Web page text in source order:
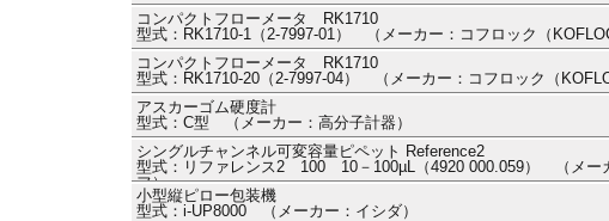
コンパクトフローメータ RK1710
型式：RK1710-1（2-7997-01） （メーカー：コフロック（
コンパクトフローメータ RK1710
型式：RK1710-20（2-7997-04） （メーカー：コフロック（
アスカーゴム硬度計
型式：C型 （メーカー：高分子計器）
シングルチャンネル可変容量ピペット Reference2
型式：リファレンス2 100 10－100µL（4920 000.059） （メー
フ）
小型縦ピロー包装機
型式：i-UP8000 （メーカー：イシダ）